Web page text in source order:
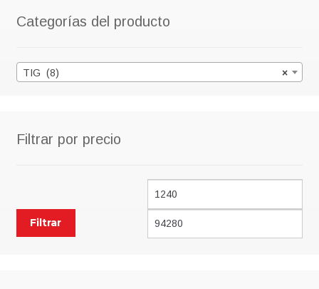
Categorías del producto
×
TIG (8)
Filtrar por precio
Precio
mínimo
Filtrar